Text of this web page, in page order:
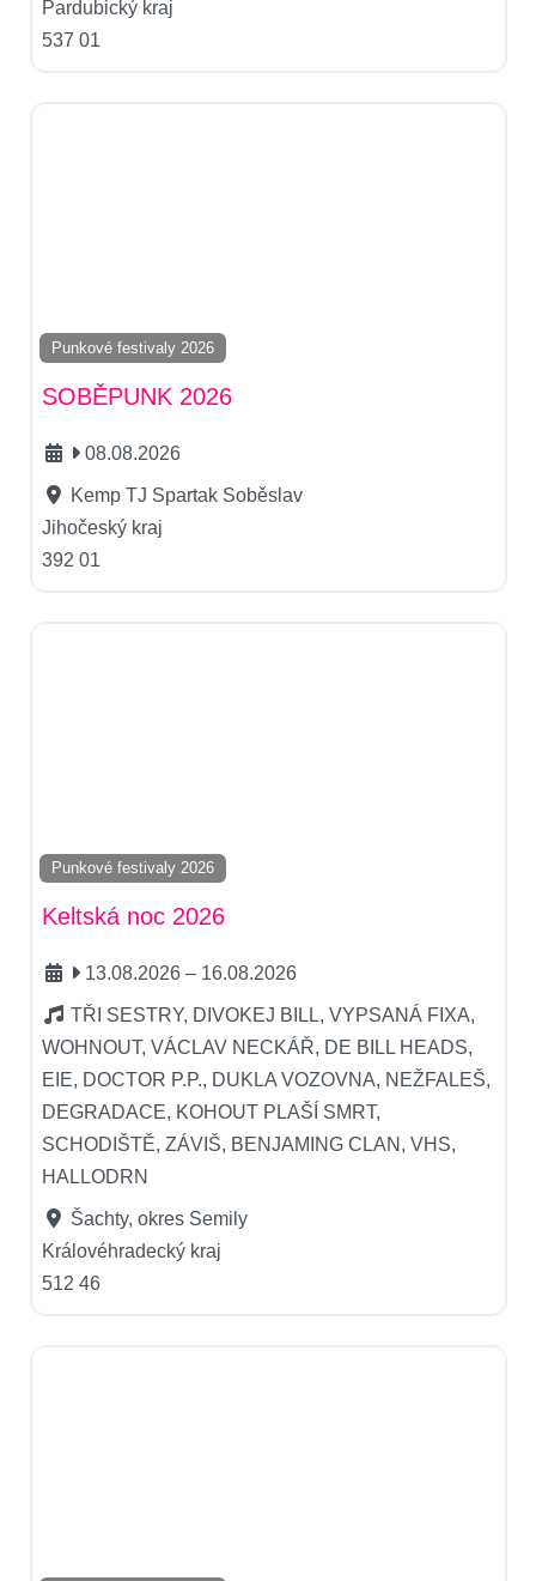
Pardubický kraj
537 01
Punkové festivaly 2026
SOBĚPUNK 2026
08.08.2026
Kemp TJ Spartak Soběslav
Jihočeský kraj
392 01
Punkové festivaly 2026
Keltská noc 2026
13.08.2026 – 16.08.2026
TŘI SESTRY, DIVOKEJ BILL, VYPSANÁ FIXA,
WOHNOUT, VÁCLAV NECKÁŘ, DE BILL HEADS,
EIE, DOCTOR P.P., DUKLA VOZOVNA, NEŽFALEŠ,
DEGRADACE, KOHOUT PLAŠÍ SMRT,
SCHODIŠTĚ, ZÁVIŠ, BENJAMING CLAN, VHS,
HALLODRN
Šachty, okres Semily
Královéhradecký kraj
512 46